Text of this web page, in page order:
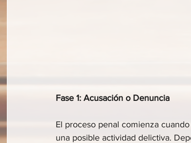
Fase 1: Acusación o Denuncia
El proceso penal comienza
una posible actividad delictiva.